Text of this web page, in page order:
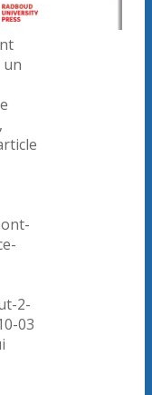
un
2-
03